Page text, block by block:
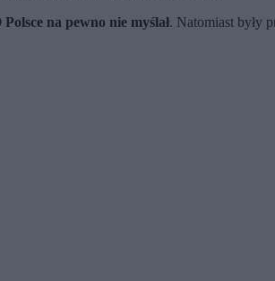
Polsce na pewno nie myślał. Natomiast były